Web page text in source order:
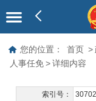
您的位置： 首页 >
人事任免 > 详细内容
索引号：